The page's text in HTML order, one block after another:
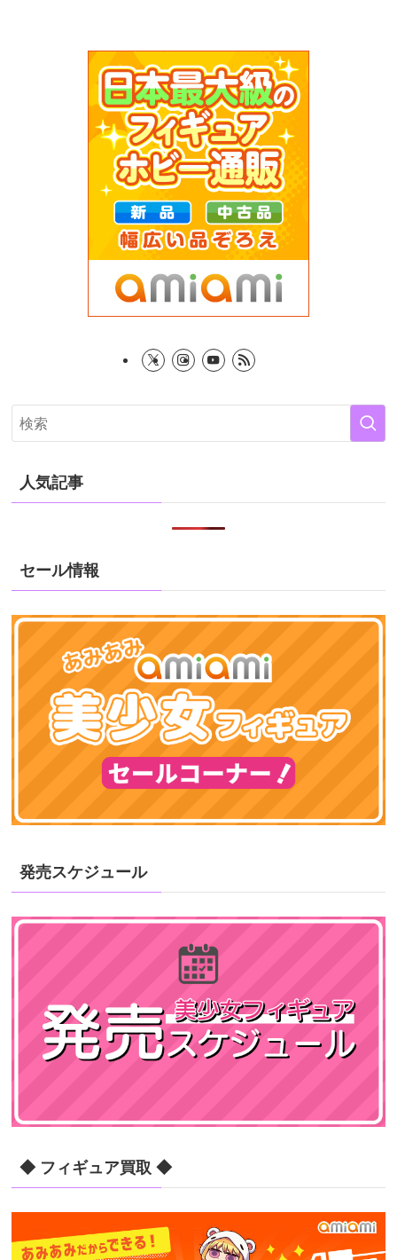
人気記事
セール情報
発売スケジュール
◆ フィギュア買取 ◆